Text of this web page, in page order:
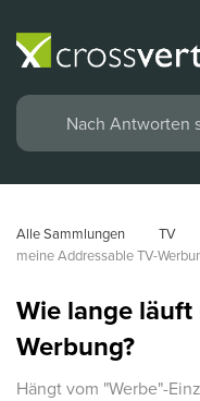
Alle Sammlungen TV
meine Addressable TV-
Wie lange läuft
Werbung?
Hängt vom "Werbe"-